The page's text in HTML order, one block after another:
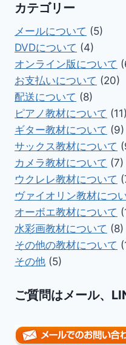
カテゴリー
メールについて (5)
DVDについて (4)
オンライン版について
お支払いについて (20)
配送について (8)
ピアノ教材について (11)
ギター教材について (9)
サックス教材について
カメラ教材について (7)
ウクレレ教材について
ヴァイオリン教材につ
オーボエ教材について
水彩画教材について (8)
その他の教材について
その他 (5)
ご質問はメール、